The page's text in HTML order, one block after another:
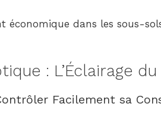
économique dans les sous-
: L’Éclairage
Facilement sa